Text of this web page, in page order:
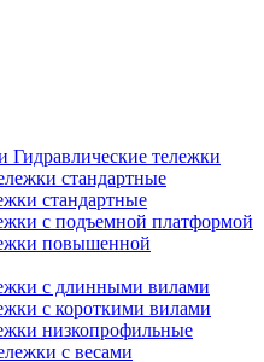
Гидравлические тележки
стандартные
с подъемной платформой
повышенной
с длинными вилами
с короткими вилами
низкопрофильные